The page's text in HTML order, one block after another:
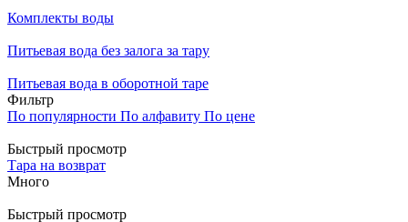
Комплекты воды
Питьевая вода без залога за тару
Питьевая вода в оборотной таре
Фильтр
По популярности По алфавиту По цене
Быстрый просмотр
Тара на возврат
Много
Быстрый просмотр